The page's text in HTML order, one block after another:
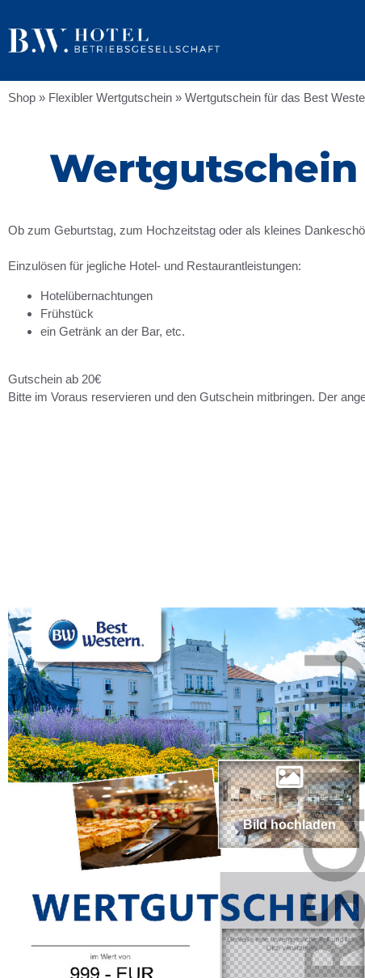
Shop » Flexibler Wertgutschein » Wertgutschein für das Best
Wertgutschein
Ob zum Geburtstag, zum Hochzeitstag oder als kleines
Einzulösen für jegliche Hotel- und Restaurantleistungen:
Hotelübernachtungen
Frühstück
ein Getränk an der Bar, etc.
Gutschein ab 20€
Bitte im Voraus reservieren und den Gutschein mitbringen. Der
Bild hochladen